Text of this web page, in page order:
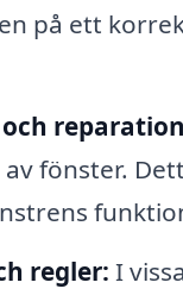
på ett
fönster.
regler: I